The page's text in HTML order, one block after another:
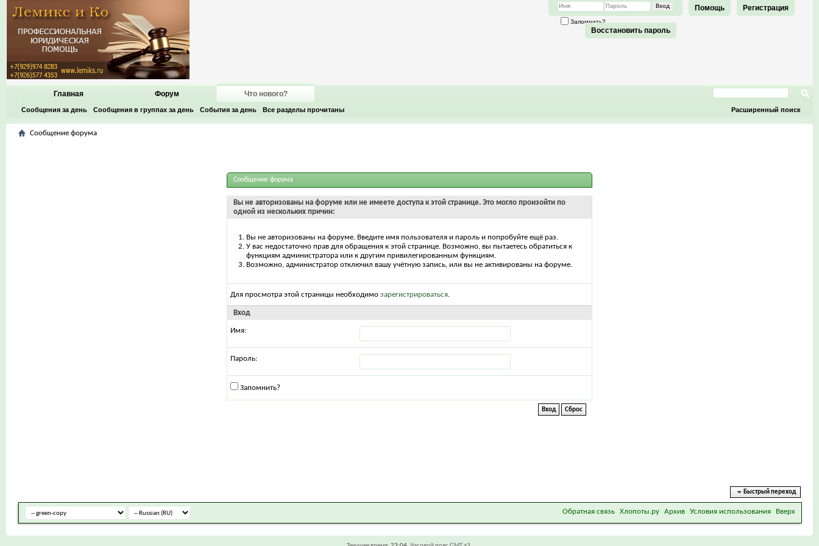
Регистрация
Помощь
Запомнить?
Восстановить пароль
Главная Форум Что нового?
Сообщения за день Сообщения в группах за день События за день Все разделы прочитаны Расширенный поиск
Сообщение форума
Сообщение форума
Вы не авторизованы на форуме или не имеете доступа к этой странице. Это могло произойти по
одной из нескольких причин:
Вы не авторизованы на форуме. Введите имя пользователя и пароль и попробуйте ещё раз.
У вас недостаточно прав для обращения к этой странице. Возможно, вы пытаетесь обратиться к
функциям администратора или к другим привилегированным функциям.
Возможно, администратор отключил вашу учётную запись, или вы не активированы на форуме.
Для просмотра этой страницы необходимо зарегистрироваться.
Вход
Имя:
Пароль:
Запомнить?
Быстрый переход
Обратная связь Хлопоты.ру Архив Условия использования Вверх